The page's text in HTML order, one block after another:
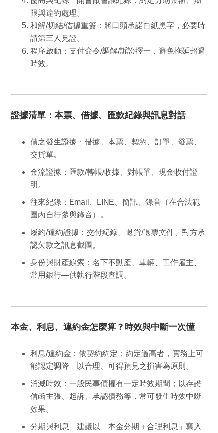
限與違約處理。
和解/切結/借據重簽 ：將口頭承諾白紙黑字 ，必要時
請第三人見證。
程序啟動 ：支付命令/調解/訴訟擇一，避免拖延超過
時效。
證據清單：本票、借據、匯款紀錄與訊息對話
債之發生證據 ：借據、本票、契約、訂單、發票、
交貨單。
金流證據 ：匯款/轉帳/收據、對帳單、現金收付證
明。
往來紀錄 ：Email、LINE、簡訊、錄音（在合法範
圍內自行參與錄音）。
履約/違約證據 ：交付紀錄、退貨/退票文件、對方承
認欠款之訊息截圖。
身份與財產線索 ：名下不動產、車輛、工作雇主、
常用銀行—供執行階段查調。
本金、利息、違約金怎麼算？時效與中斷一次懂
利息/違約金 ：依契約約定；約定過高者，實務上可
能認定調降， 以合理、可得預見之損害為原則 。
消滅時效 ：一般民事債權有一定時效期間；以存證
信函主張 、起訴、承認債務等，常可發生時效中斷
效果。
分期與利息 ：建議以「本金分期＋合理利息」寫入